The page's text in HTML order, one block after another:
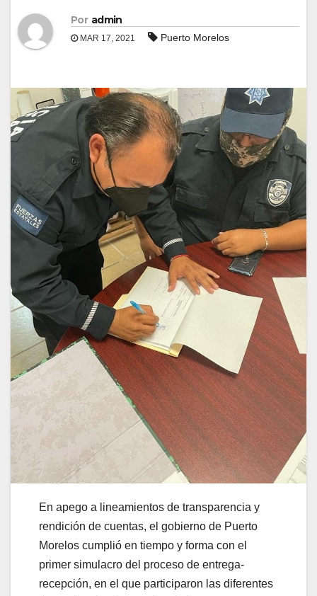
Por admin
MAR 17, 2021 Puerto Morelos
En apego a lineamientos de transparencia y
rendición de cuentas, el gobierno de Puerto
Morelos cumplió en tiempo y forma con el
primer simulacro del proceso de entrega-
recepción, en el que participaron las diferentes